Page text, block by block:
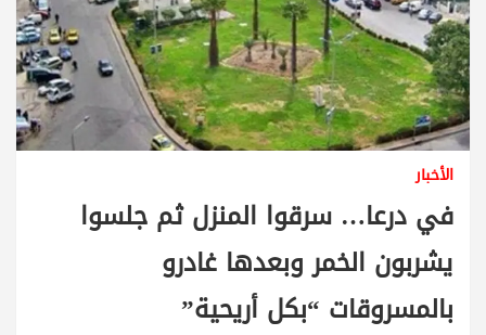
الأخبار
في درعا… سرقوا المنزل ثم جلسوا
يشربون الخمر وبعدها غادرو
بالمسروقات “بكل أريحية”